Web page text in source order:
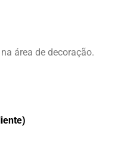
área de decoração.